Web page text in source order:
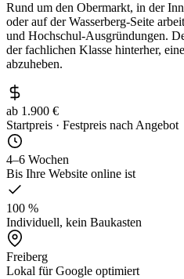
Rund um den Obermarkt, in der
oder auf der Wasserberg-Seite
und Hochschul-Ausgründungen.
der fachlichen Klasse hinterher,
abzuheben.
ab 1.900 €
Startpreis · Festpreis nach Angebot
4–6 Wochen
Bis Ihre Website online ist
100 %
Individuell, kein Baukasten
Freiberg
Lokal für Google optimiert